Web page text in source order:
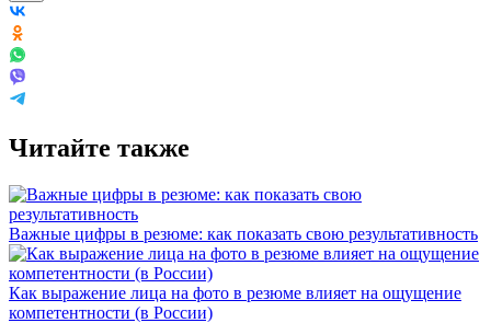
Читайте также
Важные цифры в резюме: как показать свою результативность
Как выражение лица на фото в резюме влияет на ощущение
компетентности (в России)